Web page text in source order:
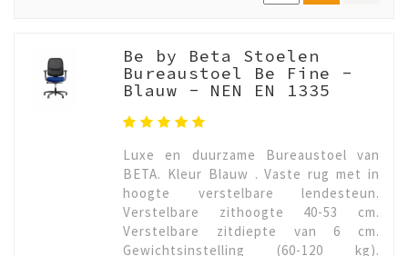
Be by Beta Stoelen
Bureaustoel Be Fine -
Blauw - NEN EN 1335
Luxe en duurzame Bureaustoel van
BETA. Kleur Blauw . Vaste rug met in
hoogte verstelbare lendesteun.
Verstelbare zithoogte 40-53 cm.
Verstelbare zitdiepte van 6 cm.
Gewichtsinstelling (60-120 kg).